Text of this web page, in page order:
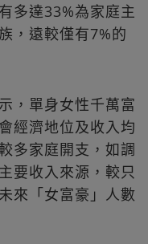
多達33%為家庭主
，遠較僅有7%的
，單身女性千萬富
經濟地位及收入均
多家庭開支，如調
要收入來源，較只
來「女富豪」人數